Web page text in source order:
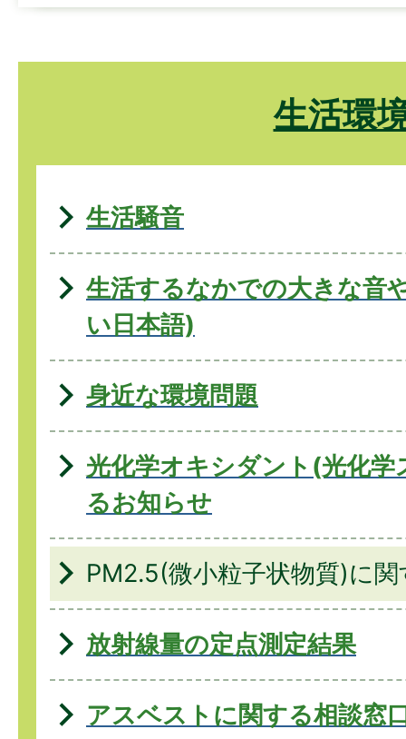
生活環
生活騒音
生活するなかでの大きな音
い日本語)
身近な環境問題
光化学オキシダント(光化
るお知らせ
PM2.5(微小粒子状物質)に
放射線量の定点測定結果
アスベストに関する相談窓